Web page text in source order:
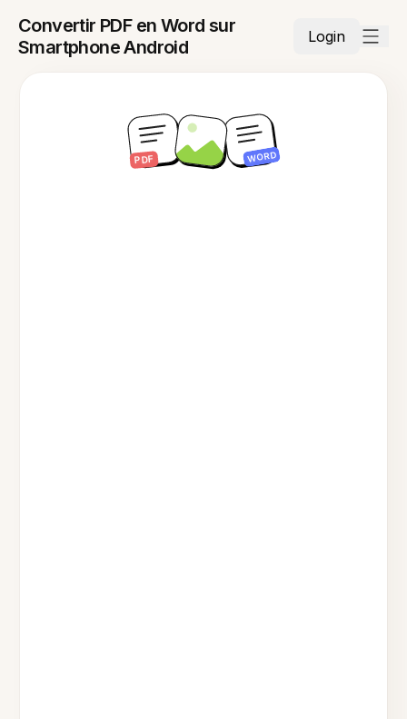
Convertir PDF en Word sur
Smartphone Android
Login